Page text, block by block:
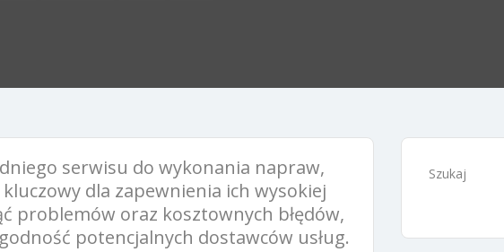
serwisu do wykonania napraw,
dla zapewnienia ich wysokiej
problemów oraz kosztownych błędów,
potencjalnych dostawców usług.
Szukaj